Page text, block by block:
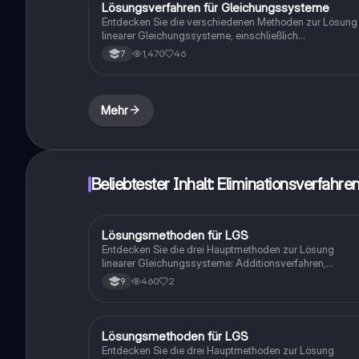
der Algebra verbessern möchten.
Mathe
Lösungsverfahren für Gleichungssysteme
Entdecken Sie die verschiedenen Methoden zur Lösung
linearer Gleichungssysteme, einschließlich
Einsetzungsverfahren, Gleichsetzungsverfahren und
Additionsverfahren. Diese Zusammenfassung bietet
Mathematikkenntnisse vertiefen möchten.
7 1,470 46
Mehr
Beliebtester Inhalt:
Mathe
Lösungsmethoden für LGS
Entdecken Sie die drei Hauptmethoden zur Lösung
linearer Gleichungssysteme: Additionsverfahren,
Einsetzungsverfahren und deren Anwendung anhand von
Beispielaufgaben. Ideal für Studierende, die ein tieferes
9 460 2
Mathe
Lösungsmethoden für LGS
Entdecken Sie die drei Hauptmethoden zur Lösung